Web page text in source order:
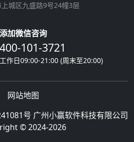
城区九盛路9号24幢3层
添加微信咨询
400-101-3721
工作日09:00-21:00 (周末至20:00)
网站地图
号 广州小赢软件科技有限公司
© 2024-2026